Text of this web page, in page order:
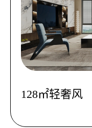
128㎡轻奢风